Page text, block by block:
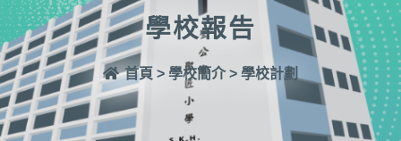
學校報告
首頁 > 學校簡介 > 學校計劃